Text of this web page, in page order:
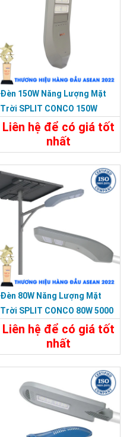
Đèn 150W Năng Lượng Mặt
Trời SPLIT CONCO 150W
5000 Màu Xám KY-F-HX-004
Liên hệ để có giá tốt
nhất
Đèn 80W Năng Lượng Mặt
Trời SPLIT CONCO 80W 5000
Màu Xám KY-F-HX-001
Liên hệ để có giá tốt
nhất